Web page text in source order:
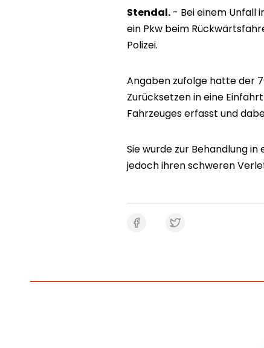
Stendal. - Bei einem Unfall
ein Pkw beim
Polizei.
Angaben zufolge hatte der
Zurücksetzen in eine
Fahrzeuges erfasst und
Sie wurde zur Behandlung
jedoch ihren schweren